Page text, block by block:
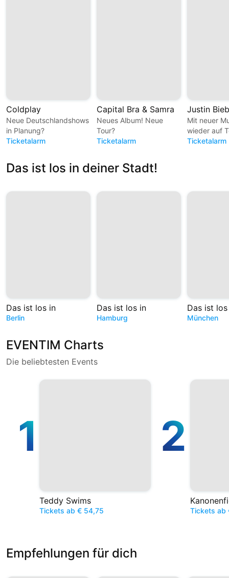
Coldplay
Neue Deutschlandshows
in Planung?
Ticketalarm
Capital Bra & Samra
Neues Album! Neue
Tour?
Ticketalarm
Justin
Mit neuer
wieder auf
Ticketalarm
Das ist los in deiner Stadt!
Das ist los in
Berlin
Das ist los in
Hamburg
Das ist
München
EVENTIM Charts
Die beliebtesten Events
1
Teddy Swims
Tickets ab € 54,75
2
Tickets ab
Empfehlungen für dich